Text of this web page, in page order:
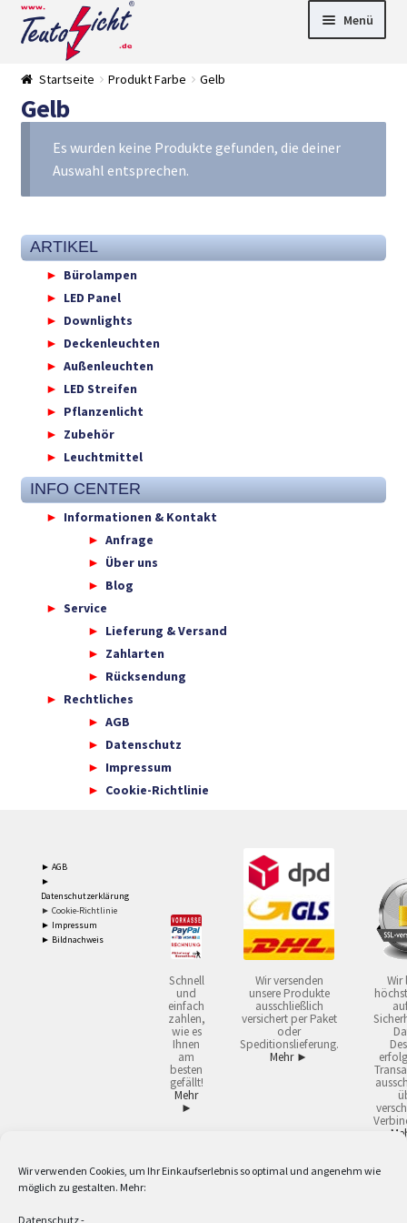
Wir verwenden Cookies, um Ihr Einkaufserlebnis so optimal und angenehm wie
möglich zu gestalten. Mehr:
Datenschutz-
Zur
Navigation
springen
Springe
zum
Menü
t
Downlights
►
Deckenleuch
►
►
Versandarten
► Zahlarten
Startseite Produkt Farbe Gelb
Gelb
Es wurden keine Produkte gefunden, die deiner
Auswahl entsprechen.
ARTIKEL
Bürolampen
LED Panel
Downlights
Deckenleuchten
Außenleuchten
LED Streifen
Pflanzenlicht
Zubehör
Leuchtmittel
INFO CENTER
Informationen & Kontakt
Anfrage
Über uns
Blog
Service
Lieferung & Versand
Zahlarten
Rücksendung
Rechtliches
AGB
Datenschutz
Impressum
Cookie-Richtlinie
► AGB
►
Datenschutzerklärung
► Cookie-Richtlinie
► Impressum
► Bildnachweis
Schnell
und
einfach
zahlen,
wie es
Ihnen
am
besten
gefällt!
Mehr
►
Wir versenden
unsere Produkte
ausschließlich
versichert per Paket
oder
Speditionslieferung.
Mehr ►
Wir
2 Lieferzeiten gelten mit Express-24.
Versandkostenfrei ab 59,90 € Nettowarenwert. Inseln ausgenommen. Unsere